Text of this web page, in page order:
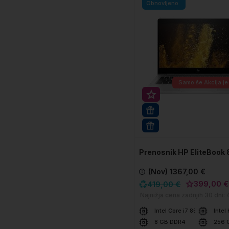
Obnovljeno
Samo še Akcija
Prenosnik HP EliteBook
(Nov)1367,00 €
419,00 € 399,00 €
Intel Core i7 8565U
Intel
8 GB DDR4
256